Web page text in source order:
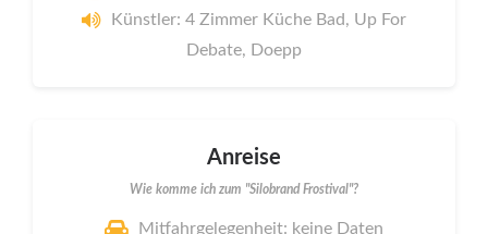
Künstler: 4 Zimmer Küche Bad, Up For
Debate, Doepp
Anreise
Wie komme ich zum "Silobrand Frostival"?
Mitfahrgelegenheit: keine Daten